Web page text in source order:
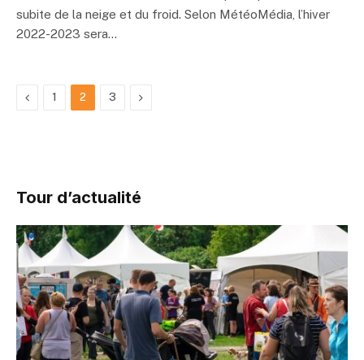
subite de la neige et du froid. Selon MétéoMédia, l’hiver
2022-2023 sera…
Previous
1 2 3 Next
Tour d’actualité